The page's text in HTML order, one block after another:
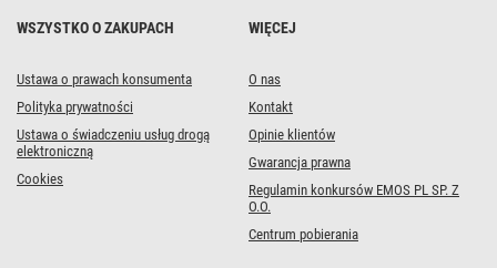
WSZYSTKO O ZAKUPACH
Ustawa o prawach konsumenta
Polityka prywatności
Ustawa o świadczeniu usług drogą
elektroniczną
Cookies
WIĘCEJ
O nas
Kontakt
Opinie klientów
Gwarancja prawna
Regulamin konkursów EMOS PL SP. Z
O.O.
Centrum pobierania